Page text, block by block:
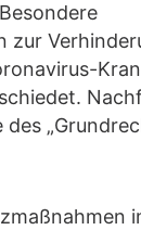
zur